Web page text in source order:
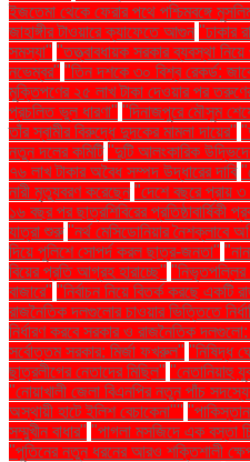
ইজতেমা থেকে ফেরার পথে পশ্চিমবঙ্গে
জাহাঙ্গীর টাওয়ারে ক্যাফেতে আগুন "ঢাকার
সমস্যা" "তত্ত্বাবধায়ক সরকার ব্যবস্থা
নভেম্বর" "তিন দশকে ৩০ বিশ্ব রেকর্ড:
মুক্তিপণের ২৫ লাখ টাকা দেওয়ার পর
প্রচলিত ভুল ধারণা" "দিনাজপুরে মৌসুম
তাঁর স্বামীর বিরুদ্ধে দুদকের মামলা দায়ের"
নতুন দলের কমিটি "দুটি আলংকারিক
৭৬ লাখ টাকার অবৈধ সম্পদ উদ্ধারের দাবি
নারী মৃত্যুবরণ করেছেন "দেশে বছরে প্রায়
১৬ বছর পর ছাত্রশিবিরের প্রতিষ্ঠাবার্ষিকী
যাত্রা শুরু "নর্থ মেসিডোনিয়ার নৈশক্লাবে
দিয়ে পুলিশে সোপর্দ করল ছাত্র-জনতা"
বিয়ের প্রতি আগ্রহ হারাচ্ছে" "নিভৃতপল্লির
বাজারে" "নির্বাচন নিয়ে বিতর্ক করছে একটি
রাজনৈতিক দলগুলোর চাওয়ার ভিত্তিতে
নির্ধারণ করবে সরকার ও রাজনৈতিক
সর্বোত্তম সরকার: মির্জা ফখরুল" "নিষিদ্ধ
ছাত্রলীগের নেতাদের মিছিল" "নেতানিয়াহু
"নোয়াখালী জেলা বিএনপির নতুন পাঁচ
অস্থায়ী হাটে ইলিশ বেচাকেনা"''
সম্মুখীন বাধার" "পাগলা মসজিদে এক বস্তা
"পুতিনের নতুন ধরনের আরও শক্তিশালী